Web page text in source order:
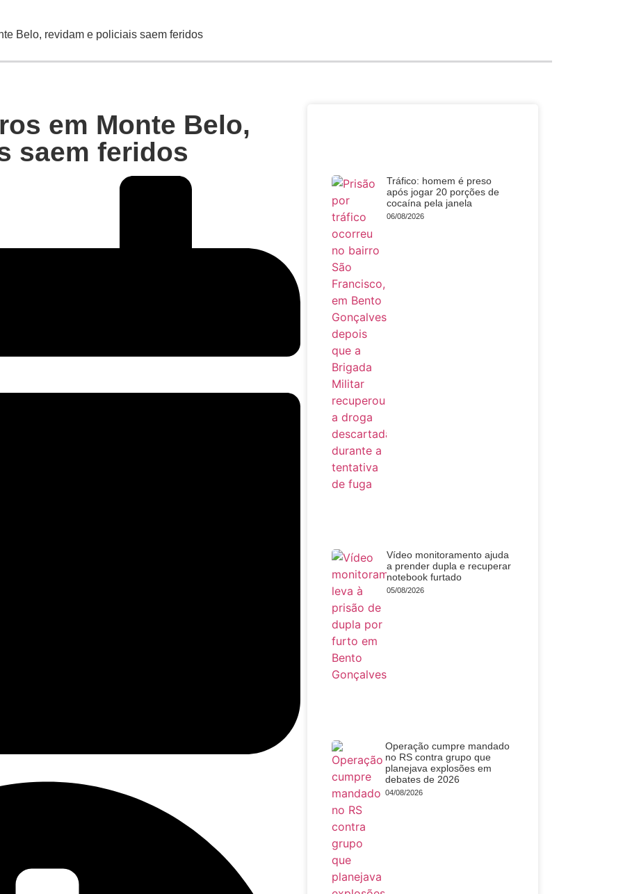
Belo, revidam e policiais saem feridos
em Monte Belo,
saem feridos
Tráfico: homem é preso
após jogar 20 porções de
cocaína pela janela
06/08/2026
Vídeo monitoramento ajuda
a prender dupla e recuperar
notebook furtado
05/08/2026
Operação cumpre mandado
no RS contra grupo que
planejava explosões em
debates de 2026
04/08/2026